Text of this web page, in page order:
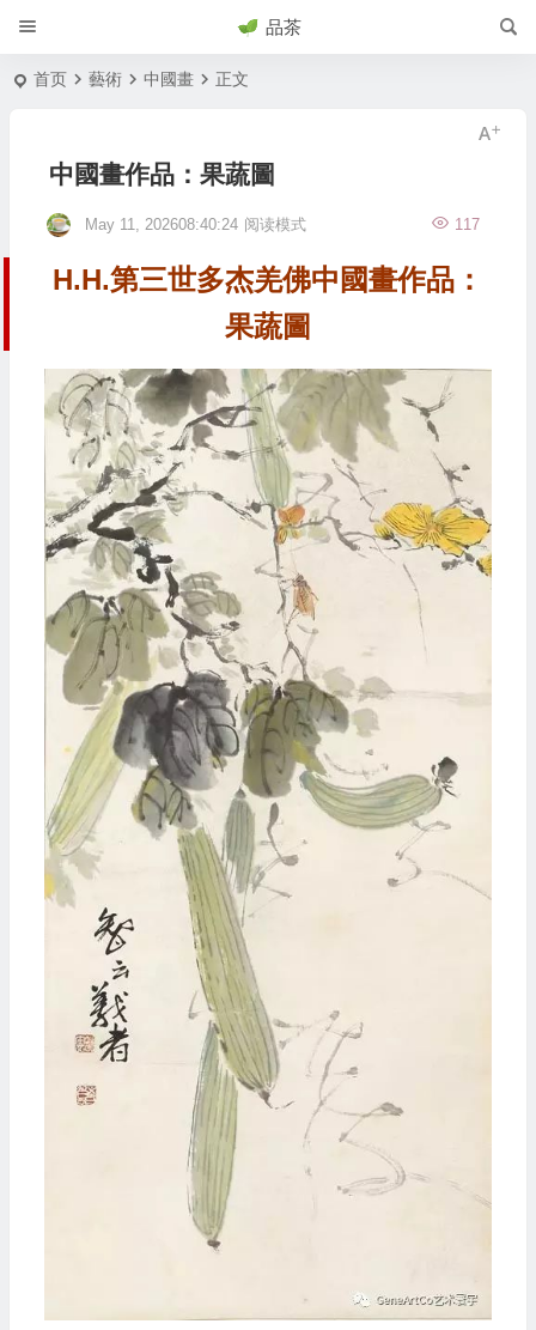
品茶
首页 藝術 中國畫 正文
中國畫作品：果蔬圖
May 11, 202608:40:24 117
阅读模式
H.H.第三世多杰羌佛中國畫作品：
果蔬圖